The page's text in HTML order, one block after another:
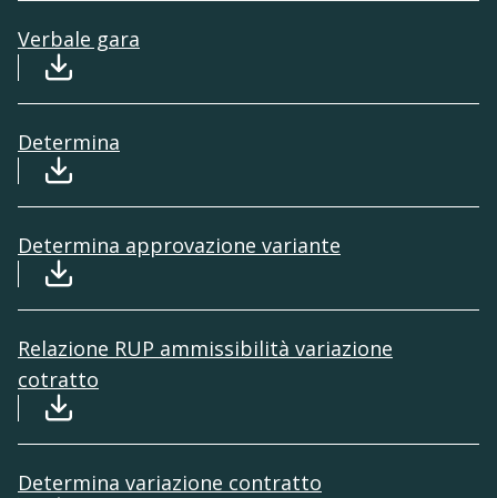
Verbale gara
Download file: 2020_10_18 verbale gara prog
Determina
Download file: Determina 19-10-2022-signed,
Determina approvazione variante
Download file: Determina approvaz
Relazione RUP ammissibilità variazione
cotratto
Download file: 2024_10 Relazione RUP
Determina variazione contratto